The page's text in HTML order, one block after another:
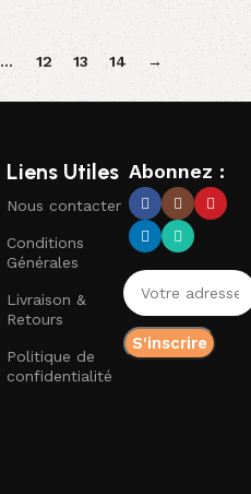
… 12 13 14 →
Liens Utiles
Nous contacter
Conditions
Générales
Livraison &
Retours
Politique de
confidentialité
Abonnez :